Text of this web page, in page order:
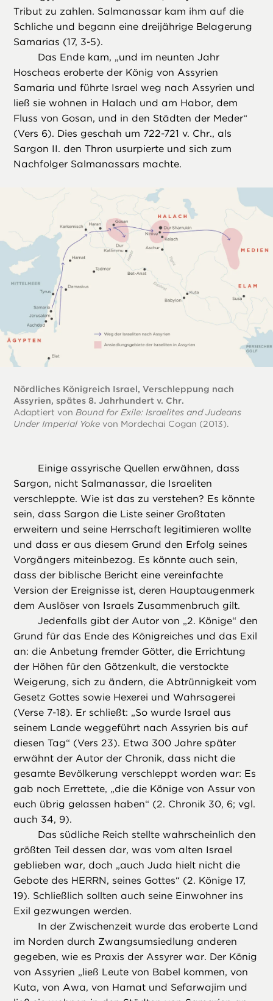
Tribut zu zahlen. Salmanassar kam ihm auf die
Schliche und begann eine dreijährige Belagerung
Samarias (17, 3-5).
Das Ende kam, „und im neunten Jahr
Hoscheas eroberte der König von Assyrien
Samaria und führte Israel weg nach Assyrien und
ließ sie wohnen in Halach und am Habor, dem
Fluss von Gosan, und in den Städten der Meder“
(Vers 6). Dies geschah um 722-721 v. Chr., als
Sargon II. den Thron usurpierte und sich zum
Nachfolger Salmanassars machte.
Nördliches Königreich Israel, Verschleppung nach
Assyrien, spätes 8. Jahrhundert v. Chr.
Adaptiert von Bound for Exile: Israelites and Judeans
Under Imperial Yoke von Mordechai Cogan (2013).
Einige assyrische Quellen erwähnen, dass
Sargon, nicht Salmanassar, die Israeliten
verschleppte. Wie ist das zu verstehen? Es könnte
sein, dass Sargon die Liste seiner Großtaten
erweitern und seine Herrschaft legitimieren wollte
und dass er aus diesem Grund den Erfolg seines
Vorgängers miteinbezog. Es könnte auch sein,
dass der biblische Bericht eine vereinfachte
Version der Ereignisse ist, deren Hauptaugenmerk
dem Auslöser von Israels Zusammenbruch gilt.
Jedenfalls gibt der Autor von „2. Könige“ den
Grund für das Ende des Königreiches und das Exil
an: die Anbetung fremder Götter, die Errichtung
der Höhen für den Götzenkult, die verstockte
Weigerung, sich zu ändern, die Abtrünnigkeit vom
Gesetz Gottes sowie Hexerei und Wahrsagerei
(Verse 7-18). Er schließt: „So wurde Israel aus
seinem Lande weggeführt nach Assyrien bis auf
diesen Tag“ (Vers 23). Etwa 300 Jahre später
erwähnt der Autor der Chronik, dass nicht die
gesamte Bevölkerung verschleppt worden war: Es
gab noch Errettete, „die die Könige von Assur von
euch übrig gelassen haben“ (2. Chronik 30, 6; vgl.
auch 34, 9).
Das südliche Reich stellte wahrscheinlich den
größten Teil dessen dar, was vom alten Israel
geblieben war, doch „auch Juda hielt nicht die
Gebote des HERRN, seines Gottes“ (2. Könige 17,
19). Schließlich sollten auch seine Einwohner ins
Exil gezwungen werden.
In der Zwischenzeit wurde das eroberte Land
im Norden durch Zwangsumsiedlung anderen
gegeben, wie es Praxis der Assyrer war. Der König
von Assyrien „ließ Leute von Babel kommen, von
Kuta, von Awa, von Hamat und Sefarwajim und